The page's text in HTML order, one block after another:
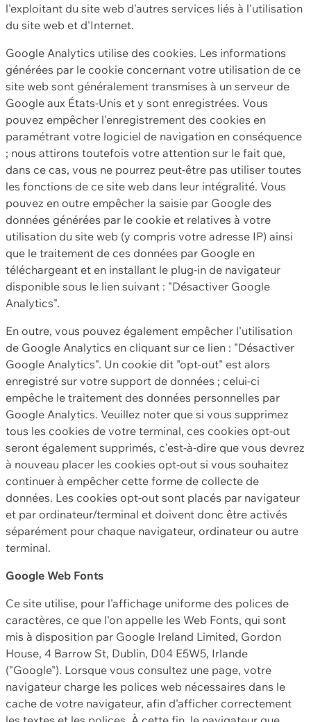
l'exploitant du site web d'autres services liés à l'utilisation
du site web et d'Internet.
Google Analytics utilise des cookies. Les informations
générées par le cookie concernant votre utilisation de ce
site web sont généralement transmises à un serveur de
Google aux États-Unis et y sont enregistrées. Vous
pouvez empêcher l'enregistrement des cookies en
paramétrant votre logiciel de navigation en conséquence
; nous attirons toutefois votre attention sur le fait que,
dans ce cas, vous ne pourrez peut-être pas utiliser toutes
les fonctions de ce site web dans leur intégralité. Vous
pouvez en outre empêcher la saisie par Google des
données générées par le cookie et relatives à votre
utilisation du site web (y compris votre adresse IP) ainsi
que le traitement de ces données par Google en
téléchargeant et en installant le plug-in de navigateur
disponible sous le lien suivant : "Désactiver Google
Analytics".
En outre, vous pouvez également empêcher l'utilisation
de Google Analytics en cliquant sur ce lien : "Désactiver
Google Analytics". Un cookie dit "opt-out" est alors
enregistré sur votre support de données ; celui-ci
empêche le traitement des données personnelles par
Google Analytics. Veuillez noter que si vous supprimez
tous les cookies de votre terminal, ces cookies opt-out
seront également supprimés, c'est-à-dire que vous devrez
à nouveau placer les cookies opt-out si vous souhaitez
continuer à empêcher cette forme de collecte de
données. Les cookies opt-out sont placés par navigateur
et par ordinateur/terminal et doivent donc être activés
séparément pour chaque navigateur, ordinateur ou autre
terminal.
Google Web Fonts
Ce site utilise, pour l'affichage uniforme des polices de
caractères, ce que l'on appelle les Web Fonts, qui sont
mis à disposition par Google Ireland Limited, Gordon
House, 4 Barrow St, Dublin, D04 E5W5, Irlande
("Google"). Lorsque vous consultez une page, votre
navigateur charge les polices web nécessaires dans le
cache de votre navigateur, afin d'afficher correctement